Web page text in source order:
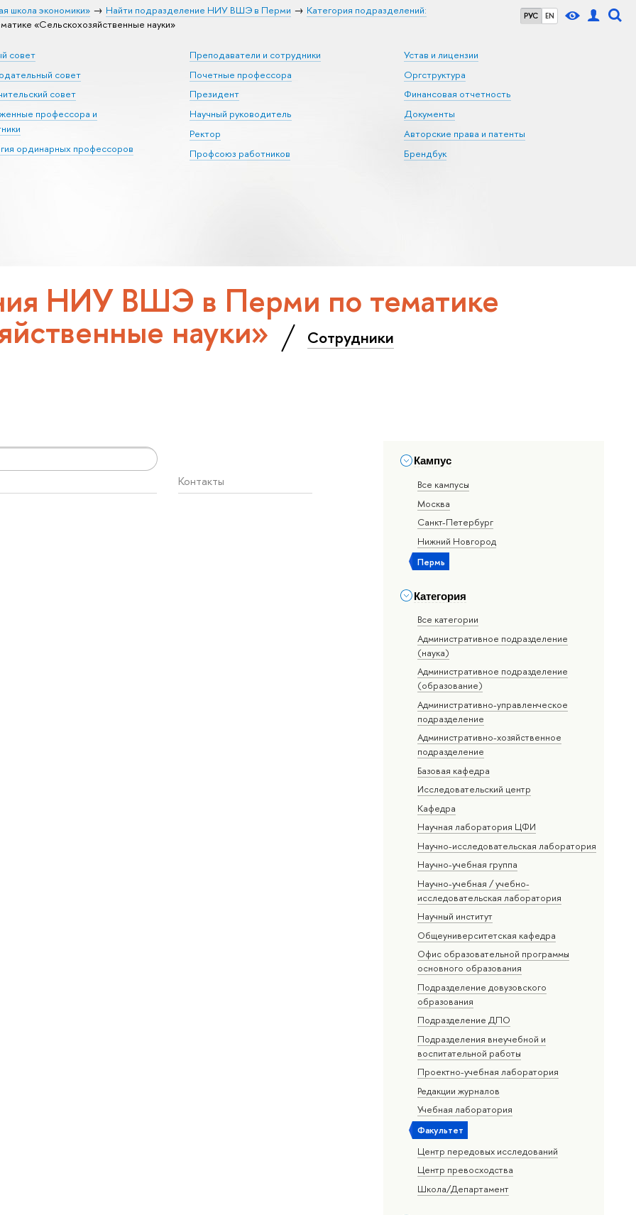
РУС EN
школа экономики» Найти подразделение НИУ ВШЭ в Перми
Категория подразделений:
«Сельскохозяйственные науки»
совет
совет
совет
профессора и
ординарных профессоров
Преподаватели и сотрудники
Почетные профессора
Президент
Научный руководитель
Ректор
Профсоюз работников
Устав и лицензии
Оргструктура
Финансовая отчетность
Документы
Авторские права и патенты
Брендбук
НИУ ВШЭ в Перми по тематике
науки» Сотрудники
Кампус
Все кампусы
Москва
Санкт-Петербург
Нижний Новгород
Пермь
Категория
Все категории
Административное подразделение
(наука)
Административное подразделение
(образование)
Административно-управленческое
подразделение
Административно-хозяйственное
подразделение
Базовая кафедра
Исследовательский центр
Кафедра
Научная лаборатория ЦФИ
Научно-исследовательская лаборатория
Научно-учебная группа
Научно-учебная / учебно-
исследовательская лаборатория
Научный институт
Общеуниверситетская кафедра
Офис образовательной программы
основного образования
Подразделение довузовского
образования
Подразделение ДПО
Подразделения внеучебной и
воспитательной работы
Проектно-учебная лаборатория
Редакции журналов
Учебная лаборатория
Факультет
Центр передовых исследований
Центр превосходства
Школа/Департамент
Контакты